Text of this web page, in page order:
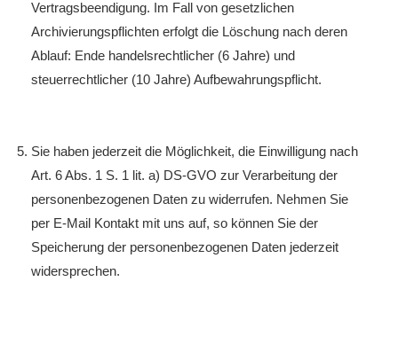
Vertragsbeendigung. Im Fall von gesetzlichen
Archivierungspflichten erfolgt die Löschung nach deren
Ablauf: Ende handelsrechtlicher (6 Jahre) und
steuerrechtlicher (10 Jahre) Aufbewahrungspflicht.
Sie haben jederzeit die Möglichkeit, die Einwilligung nach
Art. 6 Abs. 1 S. 1 lit. a) DS-GVO zur Verarbeitung der
personenbezogenen Daten zu widerrufen. Nehmen Sie
per E-Mail Kontakt mit uns auf, so können Sie der
Speicherung der personenbezogenen Daten jederzeit
widersprechen.